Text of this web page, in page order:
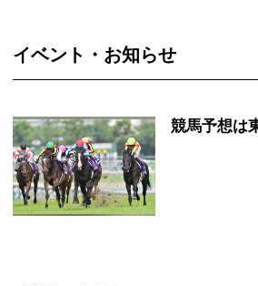
イベント・お知らせ
競馬予想は